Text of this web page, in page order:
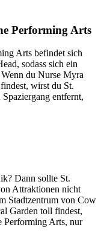
Performing Arts
Arts befindet sich
sodass sich ein
du Nurse Myra
wirst du St.
entfernt,
Dann sollte St.
Attraktionen nicht
Stadtzentrum von Cow
Garden toll findest,
Performing Arts, nur